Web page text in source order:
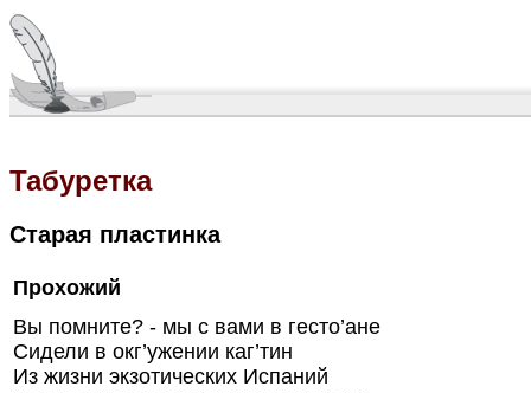
Табуретка
Старая пластинка
Прохожий
Вы помните? - мы с вами в гесто’ане
Сидели в окг’ужении каг’тин
Из жизни экзотических Испаний